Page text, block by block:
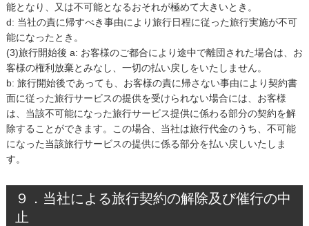
能となり、又は不可能となるおそれが極めて大きいとき。
d: 当社の責に帰すべき事由により旅行日程に従った旅行実施が不可
能になったとき。
(3)旅行開始後 a: お客様のご都合により途中で離団された場合は、お
客様の権利放棄とみなし、一切の払い戻しをいたしません。
b: 旅行開始後であっても、お客様の責に帰さない事由により契約書
面に従った旅行サービスの提供を受けられない場合には、お客様
は、当該不可能になった旅行サービス提供に係わる部分の契約を解
除することができます。この場合、当社は旅行代金のうち、不可能
になった当該旅行サービスの提供に係る部分を払い戻しいたしま
す。
９．当社による旅行契約の解除及び催行の中
止